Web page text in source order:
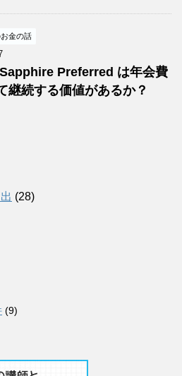
金の話
Preferred は年会費
継続する価値があるか？
(28)
(9)